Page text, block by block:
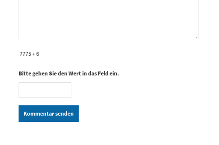
7775 + 6
Bitte geben Sie den Wert in das Feld ein.
Kommentar senden